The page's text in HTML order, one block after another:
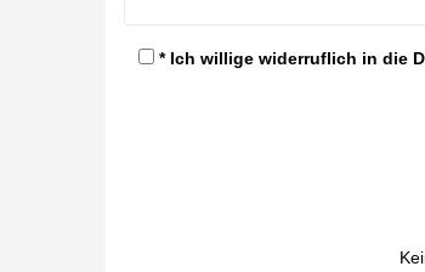
* Ich willige widerruflich in die